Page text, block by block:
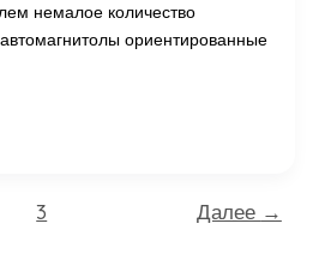
немалое количество
ориентированные
3 Далее →